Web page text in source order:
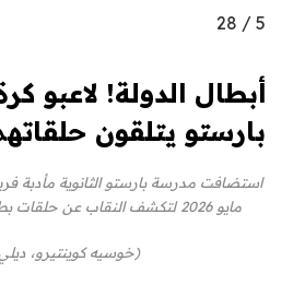
5
/
28
أبطال الدولة! لاعبو
بارستو يتلقون
مايو 2026 لتكشف النقاب عن حلقات بطولة ولاية CIF المرتقبة.
(خوسيه كوينتيرو،